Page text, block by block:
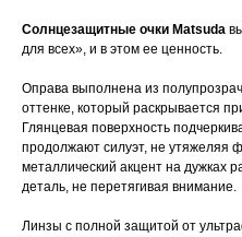
Солнцезащитные очки Matsuda
для всех», и в этом ее ценность.
Оправа выполнена из
оттенке, который раскрывается
Глянцевая поверхность
продолжают силуэт, не утяжеляя
металлический акцент на дужках
деталь, не перетягивая внимание.
Линзы с полной защитой от